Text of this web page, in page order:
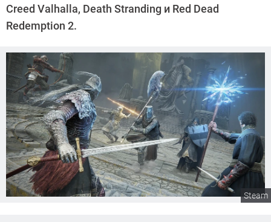
Creed Valhalla, Death Stranding и Red Dead
Redemption 2.
Steam